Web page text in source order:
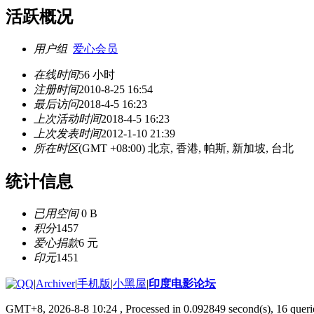
活跃概况
用户组 爱心会员
在线时间56 小时
注册时间2010-8-25 16:54
最后访问2018-4-5 16:23
上次活动时间2018-4-5 16:23
上次发表时间2012-1-10 21:39
所在时区(GMT +08:00) 北京, 香港, 帕斯, 新加坡, 台北
统计信息
已用空间0 B
积分1457
爱心捐款6 元
印元1451
|Archiver|手机版|小黑屋|印度电影论坛
GMT+8, 2026-8-8 10:24 , Processed in 0.092849 second(s), 16